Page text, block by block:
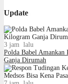
Update
3 jam lalu
Polda Babel
Ganja Dirumah